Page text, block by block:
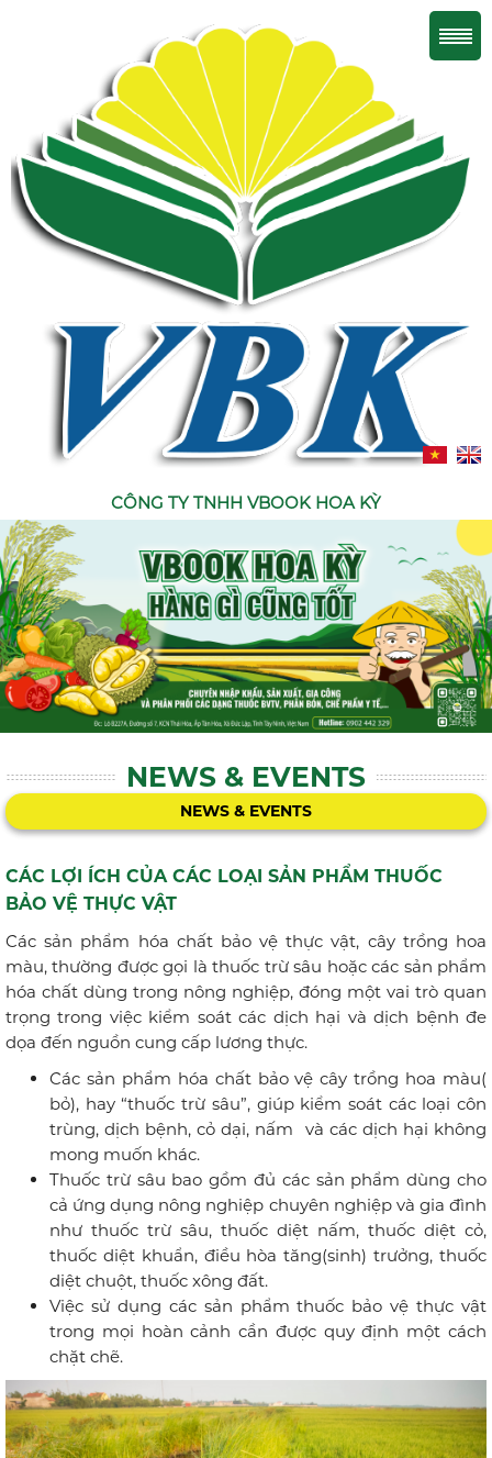
CÔNG TY TNHH VBOOK HOA KỲ
NEWS & EVENTS
NEWS & EVENTS
CÁC LỢI ÍCH CỦA CÁC LOẠI SẢN PHẨM THUỐC
BẢO VỆ THỰC VẬT
Các sản phẩm hóa chất bảo vệ thực vật, cây trồng hoa
màu, thường được gọi là thuốc trừ sâu hoặc các sản phẩm
hóa chất dùng trong nông nghiệp, đóng một vai trò quan
trọng trong việc kiểm soát các dịch hại và dịch bệnh đe
dọa đến nguồn cung cấp lương thực.
Các sản phẩm hóa chất bảo vệ cây trồng hoa màu(
bỏ), hay “thuốc trừ sâu”, giúp kiểm soát các loại côn
trùng, dịch bệnh, cỏ dại, nấm và các dịch hại không
mong muốn khác.
Thuốc trừ sâu bao gồm đủ các sản phẩm dùng cho
cả ứng dụng nông nghiệp chuyên nghiệp và gia đình
như thuốc trừ sâu, thuốc diệt nấm, thuốc diệt cỏ,
thuốc diệt khuẩn, điều hòa tăng(sinh) trưởng, thuốc
diệt chuột, thuốc xông đất.
Việc sử dụng các sản phẩm thuốc bảo vệ thực vật
trong mọi hoàn cảnh cần được quy định một cách
chặt chẽ.